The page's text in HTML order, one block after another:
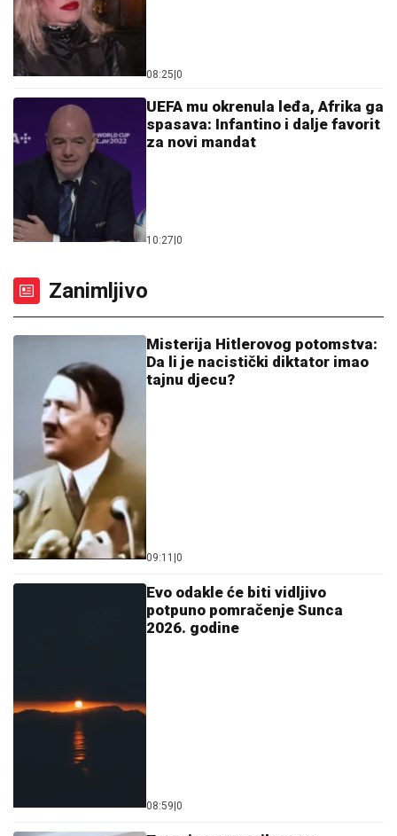
08:25 0
UEFA mu okrenula leđa, Afrika ga
spasava: Infantino i dalje favorit
za novi mandat
10:27 0
Zanimljivo
Misterija Hitlerovog potomstva:
Da li je nacistički diktator imao
tajnu djecu?
09:11 0
Evo odakle će biti vidljivo
potpuno pomračenje Sunca
2026. godine
08:59 0